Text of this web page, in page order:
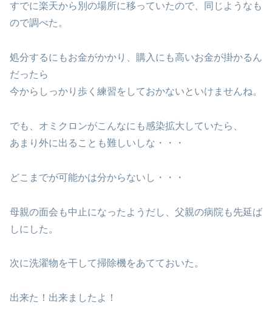
すでに楽天から別の場所に移っていたので、同じようなも
ので調べた。
処分するにもお金がかかり、購入にも高いお金が掛かるん
だったら
今からしっかり歩く練習をしておかないといけませんね。
でも、オミクロンがこんなにも感染拡大していたら、
あまり外に出ることも難しいしな・・・
どこまでが可能かは分からないし・・・
母親の面会も中止になったようだし、父親の病院も先延ば
しにした。
次に洗濯物を干して掃除機をあてておいた。
出来た！出来ましたよ！